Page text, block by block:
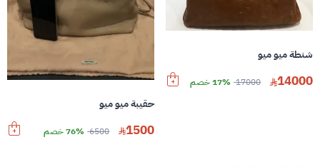
شنطة ميو ميو
14000
17000 17% خصم
حقيبة ميو ميو
1500
6500 76% خصم